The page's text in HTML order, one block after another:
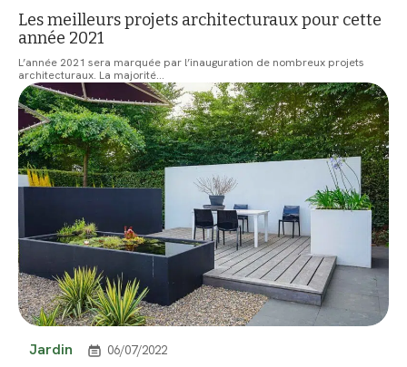
Les meilleurs projets architecturaux pour cette
année 2021
L’année 2021 sera marquée par l’inauguration de nombreux projets
architecturaux. La majorité…
Jardin 06/07/2022